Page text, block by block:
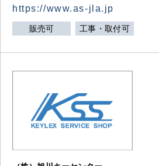
https://www.as-jla.jp
販売可 工事・取付可